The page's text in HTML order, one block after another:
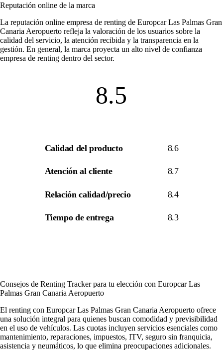
Reputación online de la marca
La reputación online empresa de renting de Europcar Las Palmas Gran
Canaria Aeropuerto refleja la valoración de los usuarios sobre la
calidad del servicio, la atención recibida y la transparencia en la
gestión. En general, la marca proyecta un alto nivel de confianza
empresa de renting dentro del sector.
8.5
Calidad del producto 8.6
Atención al cliente 8.7
Relación calidad/precio 8.4
Tiempo de entrega 8.3
Consejos de Renting Tracker para tu elección con Europcar Las
Palmas Gran Canaria Aeropuerto
El renting con Europcar Las Palmas Gran Canaria Aeropuerto ofrece
una solución integral para quienes buscan comodidad y previsibilidad
en el uso de vehículos. Las cuotas incluyen servicios esenciales como
mantenimiento, reparaciones, impuestos, ITV, seguro sin franquicia,
asistencia y neumáticos, lo que elimina preocupaciones adicionales.